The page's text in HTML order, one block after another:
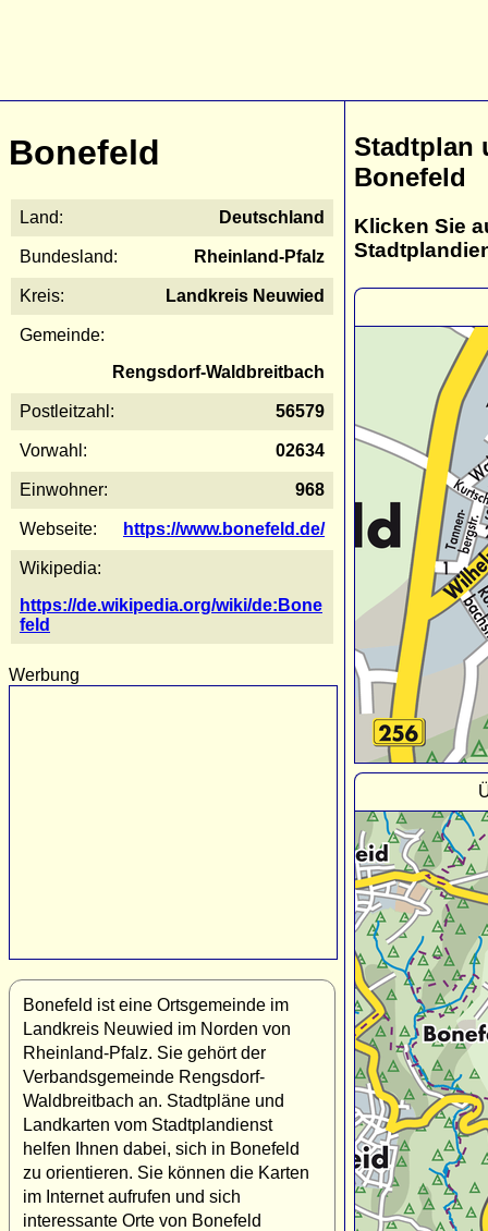
Bonefeld
Land: Deutschland
Bundesland: Rheinland-Pfalz
Kreis: Landkreis Neuwied
Gemeinde:
Rengsdorf-Waldbreitbach
Postleitzahl: 56579
Vorwahl: 02634
Einwohner: 968
Webseite: https://www.bonefeld.de/
Wikipedia:
https://de.wikipedia.org/wiki/de:Bone
feld
Werbung
Bonefeld ist eine Ortsgemeinde im
Landkreis Neuwied im Norden von
Rheinland-Pfalz. Sie gehört der
Verbandsgemeinde Rengsdorf-
Waldbreitbach an. Stadtpläne und
Landkarten vom Stadtplandienst
helfen Ihnen dabei, sich in Bonefeld
zu orientieren. Sie können die Karten
im Internet aufrufen und sich
interessante Orte von Bonefeld
Stadtplan
Bonefeld
Klicken Sie